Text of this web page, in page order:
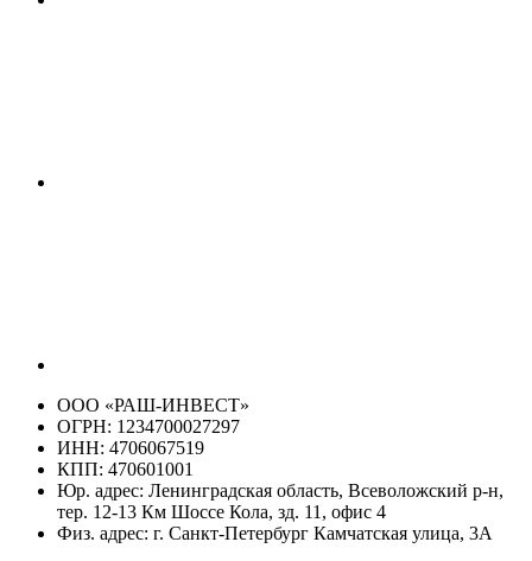
ООО «РАШ-ИНВЕСТ»
ОГРН: 1234700027297
ИНН: 4706067519
КПП: 470601001
Юр. адрес: Ленинградская область, Всеволожский р-н,
тер. 12-13 Км Шоссе Кола, зд. 11, офис 4
Физ. адрес: г. Санкт-Петербург Камчатская улица, 3А